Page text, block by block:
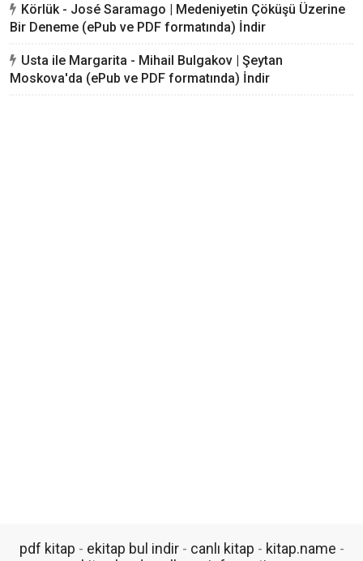
Körlük - José Saramago | Medeniyetin Çöküşü Üzerine
Bir Deneme (ePub ve PDF formatında) İndir
Usta ile Margarita - Mihail Bulgakov | Şeytan
Moskova'da (ePub ve PDF formatında) İndir
pdf kitap - ekitap bul indir- canlı kitap - kitap.name -